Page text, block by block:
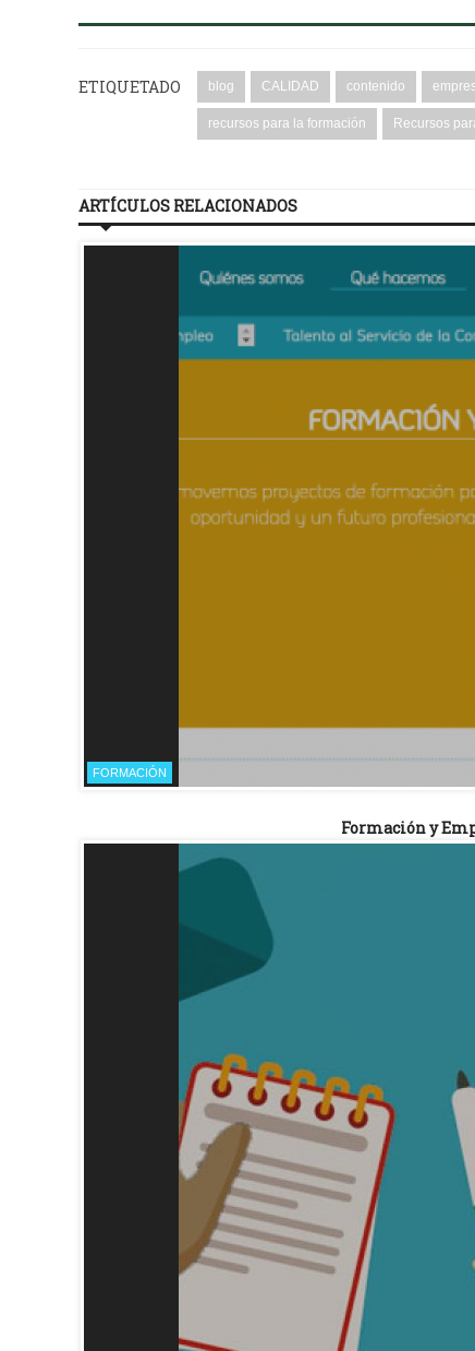
ETIQUETADO blog CALIDAD contenido
recursos para la formación Recursos
ARTÍCULOS RELACIONADOS
FORMACIÓN
Formación y